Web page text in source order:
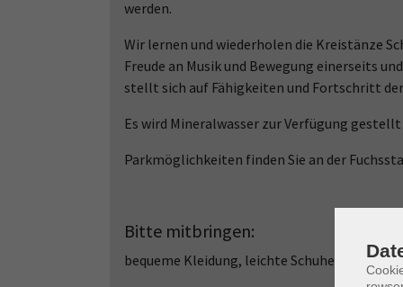
werden.
Wir lernen und wiederholen die Kreistänze
Freude an Musik und Bewegung einerseits
stellt sich auf Fähigkeiten und Fortschritt
Es wird Mineralwasser zur Verfügung
Parkmöglichkeiten finden Sie an der
Bitte mitbringen:
bequeme Kleidung, leichte Schuhe oder